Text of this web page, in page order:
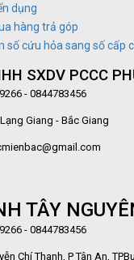
dụng
hàng trả góp
số cứu hỏa sang số cấp
SXDV PCCC
- 0844783456
Giang - Bắc Giang
TÂY
- 0844783456
Chí Thanh, P Tân An,